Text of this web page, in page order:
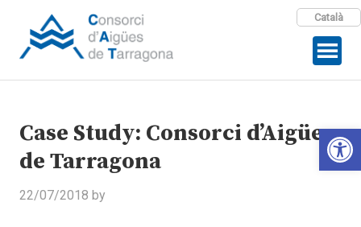
Català
Case Study: Consorci d’Aigües
de Tarragona
22/07/2018 by